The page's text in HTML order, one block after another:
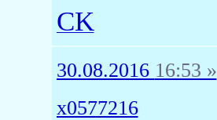
CK
30.08.2016 16:53 »
x0577216